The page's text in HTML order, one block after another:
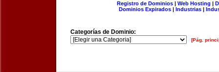
Registro de Dominios| Web Hosting |
Dominios Expirados | Industrias |
Categorías de Dominio:
[Pág.